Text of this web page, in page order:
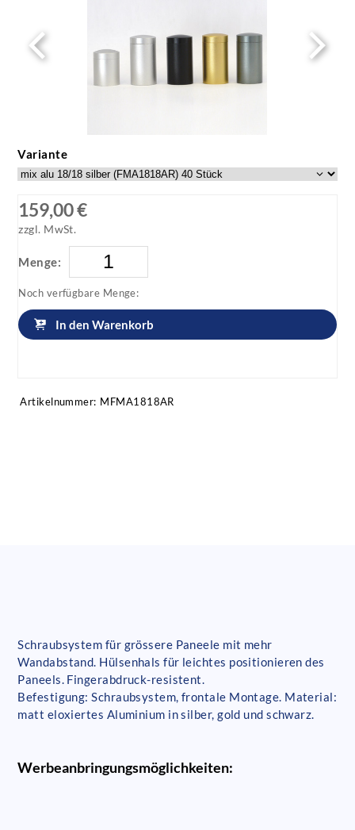
Variante
159,00 €
zzgl. MwSt.
Menge:
Noch verfügbare Menge:
In den Warenkorb
Artikelnummer: MFMA1818AR
Schraubsystem für grössere Paneele mit mehr
Wandabstand. Hülsenhals für leichtes positionieren des
Paneels. Fingerabdruck-resistent.
Befestigung: Schraubsystem, frontale Montage. Material:
matt eloxiertes Aluminium in silber, gold und schwarz.
Werbeanbringungsmöglichkeiten: